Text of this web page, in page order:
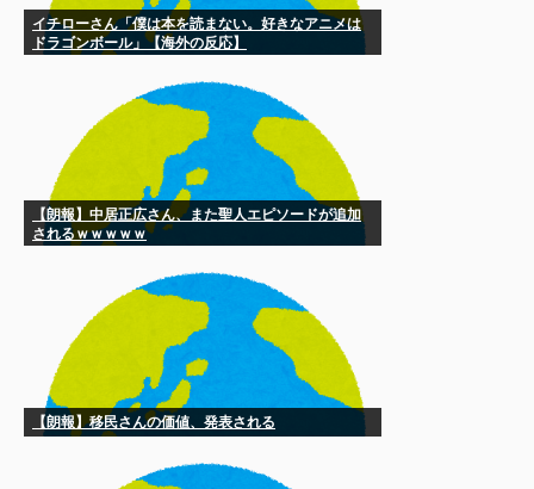
イチローさん「僕は本を読まない。好きなアニメは
ドラゴンボール」【海外の反応】
【朗報】中居正広さん、また聖人エピソードが追加
されるｗｗｗｗｗ
【朗報】移民さんの価値、発表される